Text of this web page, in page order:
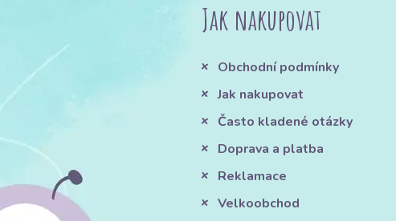
Jak nakupovat
Obchodní podmínky
Jak nakupovat
Často kladené otázky
Doprava a platba
Reklamace
Velkoobchod